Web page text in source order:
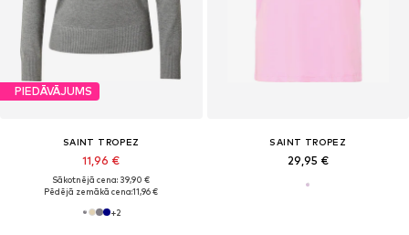
PIEDĀVĀJUMS
SAINT TROPEZ
11,96 €
Sākotnējā cena: 39,90 €
Pēdējā zemākā cena:11,96 €
+2
SAINT TROPEZ
29,95 €